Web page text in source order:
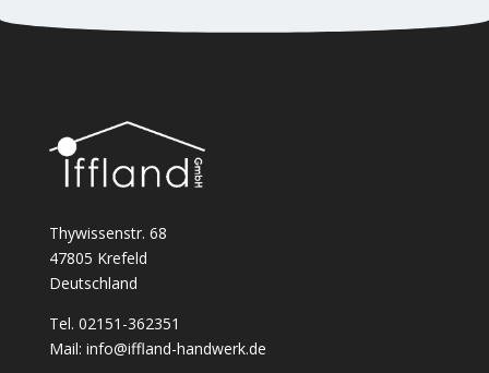
Thywissenstr. 68
47805 Krefeld
Deutschland
Tel. 02151-362351
Mail: info@iffland-handwerk.de